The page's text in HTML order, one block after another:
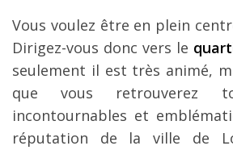
Vous voulez être en plein
Dirigez-vous donc vers le
seulement il est très animé,
que vous retrouverez
incontournables et
réputation de la ville de